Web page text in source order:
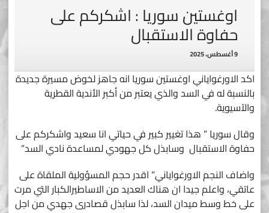
اوغستين سوريا : اشكركم على
حفاوة الاستقبال
9 أغسطس، 2025
اكد الاورغواياني اوغستين سوريا انه جاهز لخوض مسيرة جديدة
بالنسبة له في السد والذي يعتبر من أكبر الأندية القطرية
والآسيوية.
وقال سوريا ” هذا تغيير كبير في حياتي انا سعيد واشكركم على
حفاوة الاستقبال وسابذل كل جهودي لمساعدة نادي السد”
واضاف النجم الاورغواياني” اقدر حجم المسؤولية الملقاة على
عاتقي، واعلم جيدا ان هناك العديد من الاساطيرالكبار التي مرت
على خط وسط ميدان السد، لذا سابذل قصادرى جهدي من اجل